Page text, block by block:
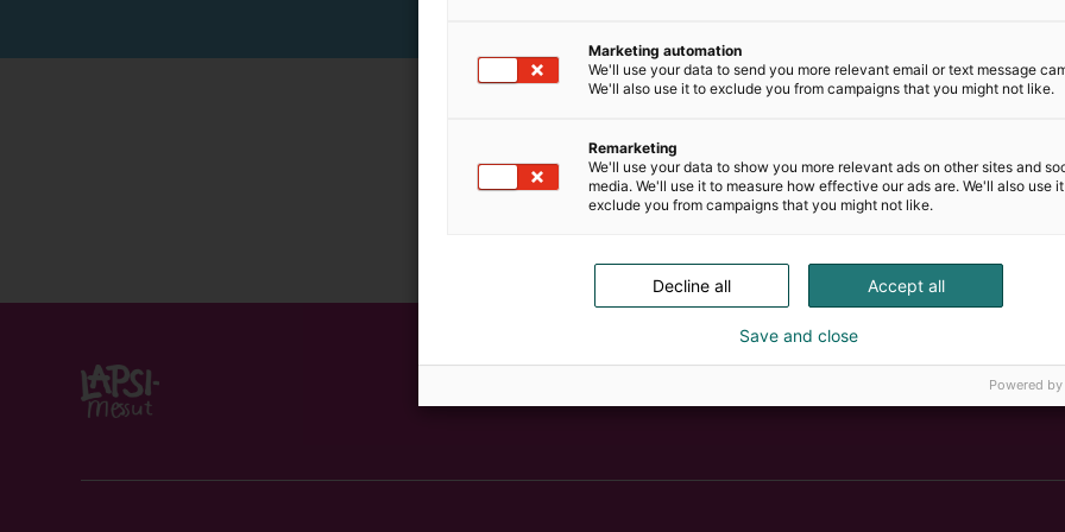
Marketing automation
We'll use your data to send you more relevant email or text message
We'll also use it to exclude you from campaigns that you might not like.
Remarketing
We'll use your data to show you more relevant ads on other sites and
media. We'll use it to measure how effective our ads are. We'll also use
exclude you from campaigns that you might not like.
Accept all
Decline all
Save and close
Powered by